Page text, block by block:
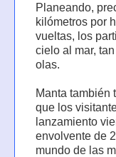
Planeando,
kilómetros por
vueltas, los
cielo al mar,
olas.
Manta también
que los
lanzamiento
envolvente de
mundo de las